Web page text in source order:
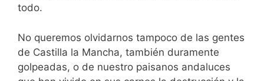
todo.
No queremos olvidarnos tampoco de las gentes
de Castilla la Mancha, también duramente
golpeadas, o de nuestro paisanos andaluces